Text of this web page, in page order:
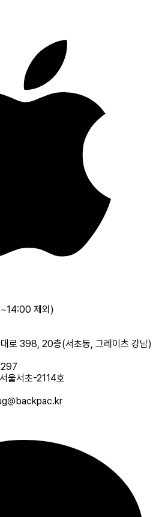
제외)
로 398, 20층(서초동, 그레이츠 강남)
울서초-2114호